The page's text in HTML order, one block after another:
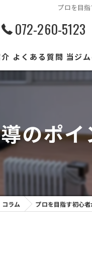
プロを目
072-260-5123
よくある質問 当ジ
女性
キッズ
フ
のポ
コラム プロを目指す初心